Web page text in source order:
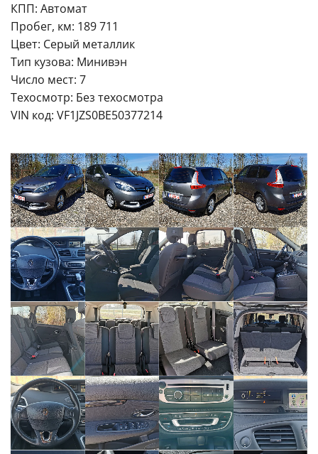
КПП: Автомат
Пробег, км: 189 711
Цвет: Серый металлик
Тип кузова: Минивэн
Число мест: 7
Техосмотр: Без техосмотра
VIN код: VF1JZS0BE50377214